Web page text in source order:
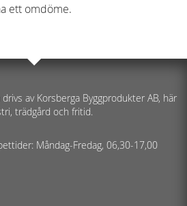
ett omdöme.
av Korsberga Byggprodukter AB, här
trädgård och fritid.
Måndag-Fredag, 06,30-17,00